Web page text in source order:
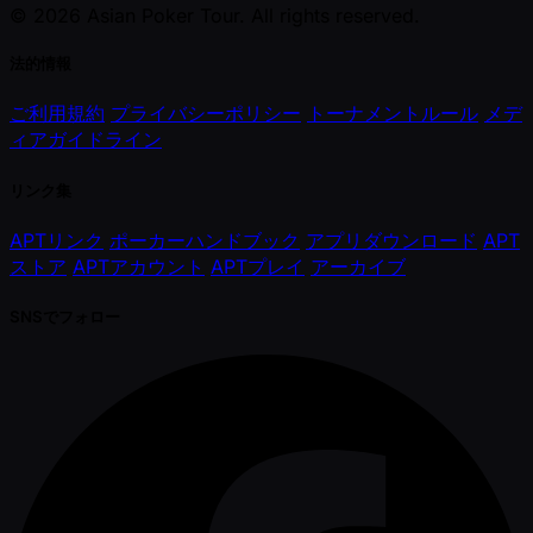
ご利用規約 プライバシーポリシー トーナメントルール メデ
ィアガイドライン
APTリンク ポーカーハンドブック アプリダウンロード APT
ストア APTアカウント APTプレイ アーカイブ